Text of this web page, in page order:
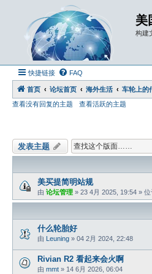
美
构建
快捷链接 FAQ
首页 论坛首页 海外生活
车轮上的
查看没有回复的主题
查看活跃的主题
发表主题
美买提简明站规
由 论坛管理 » 23 4月 2025, 19:54 » 位
什么轮胎好
由 Leuning » 04 2月 2024, 22:48
Rivian R2 看起来会火啊
由 mmt » 14 6月 2026, 06:04